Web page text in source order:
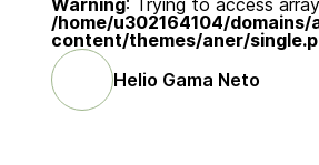
Warning: Trying to access
/home/u302164104/
content/themes/aner/
Helio Gama Neto